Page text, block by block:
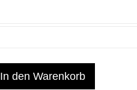
In den Warenkorb